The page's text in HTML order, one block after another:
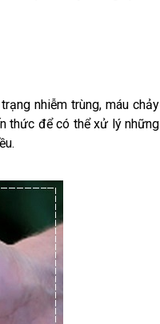
nhiễm trùng, máu chảy
thức để có thể xử lý những